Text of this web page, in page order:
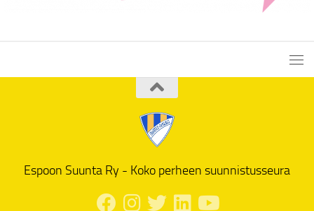
Espoon Suunta Ry - Koko perheen suunnistusseura